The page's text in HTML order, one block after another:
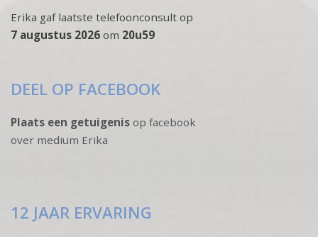
Erika gaf laatste telefoonconsult op
7 augustus 2026 om 20u59
DEEL OP FACEBOOK
Plaats een getuigenis op facebook
over medium Erika
12 JAAR ERVARING